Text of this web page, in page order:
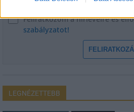
Feliratkozom a hírlevélre és
szabályzatot!
LEGNÉZETTEBB